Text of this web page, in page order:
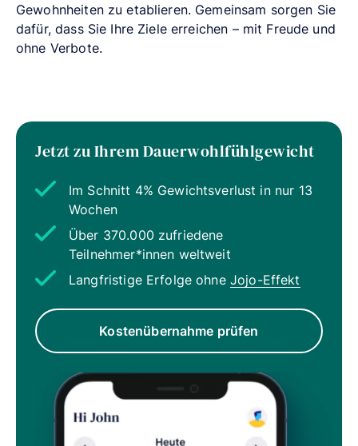
Gewohnheiten zu etablieren. Gemeinsam sorgen Sie
dafür, dass Sie Ihre Ziele erreichen – mit Freude und
ohne Verbote.
Jetzt zu Ihrem Dauerwohlfühlgewicht
Im Schnitt 4% Gewichtsverlust in nur 13
Wochen
Über 370.000 zufriedene
Teilnehmer*innen weltweit
Langfristige Erfolge ohne Jojo-Effekt
Kostenübernahme prüfen